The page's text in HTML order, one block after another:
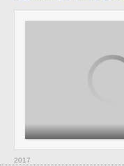
2017